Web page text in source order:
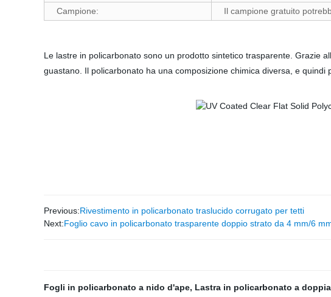
Campione:
Il campione gratuito
Le lastre in policarbonato sono un prodotto sintetico trasparente. Grazie
guastano. Il policarbonato ha una composizione chimica diversa, e
Previous:Rivestimento in policarbonato traslucido corrugato per tetti
Next:Foglio cavo in policarbonato trasparente doppio strato da 4 mm/6
Fogli in policarbonato a nido d'ape, Lastra in policarbonato a